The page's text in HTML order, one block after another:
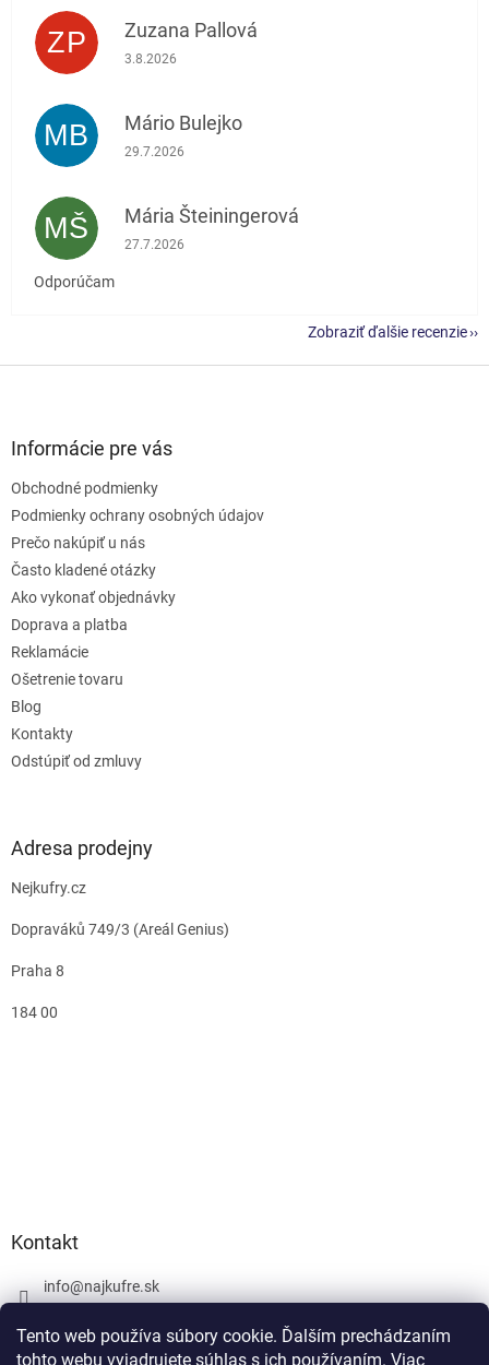
Tento web používa súbory cookie. Ďalším prechádzaním
tohto webu vyjadrujete súhlas s ich používaním. Viac
ZP Zuzana Pallová
Hodnotenie obchodu je 5 z 5 hviezdičiek.
3.8.2026
MB Mário Bulejko
Hodnotenie obchodu je 5 z 5 hviezdičiek.
29.7.2026
MŠ Mária Šteiningerová
Hodnotenie obchodu je 5 z 5 hviezdičiek.
27.7.2026
Odporúčam
Zobraziť ďalšie recenzie
Informácie pre vás
Obchodné podmienky
Podmienky ochrany osobných údajov
Prečo nakúpiť u nás
Často kladené otázky
Ako vykonať objednávky
Doprava a platba
Reklamácie
Ošetrenie tovaru
Blog
Kontakty
Odstúpiť od zmluvy
Adresa prodejny
Nejkufry.cz
Dopraváků 749/3 (Areál Genius)
Praha 8
184 00
Kontakt
info@najkufre.sk
Facebook